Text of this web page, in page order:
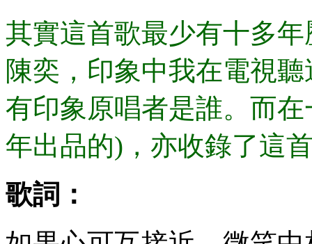
其實這首歌最少有十多
陳奕，印象中我在電視
有印象原唱者是誰。而
年出品的)，亦收錄了這
歌詞：